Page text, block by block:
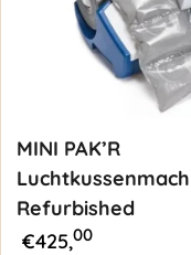
MINI PAK’R
Refurbished
€425,00